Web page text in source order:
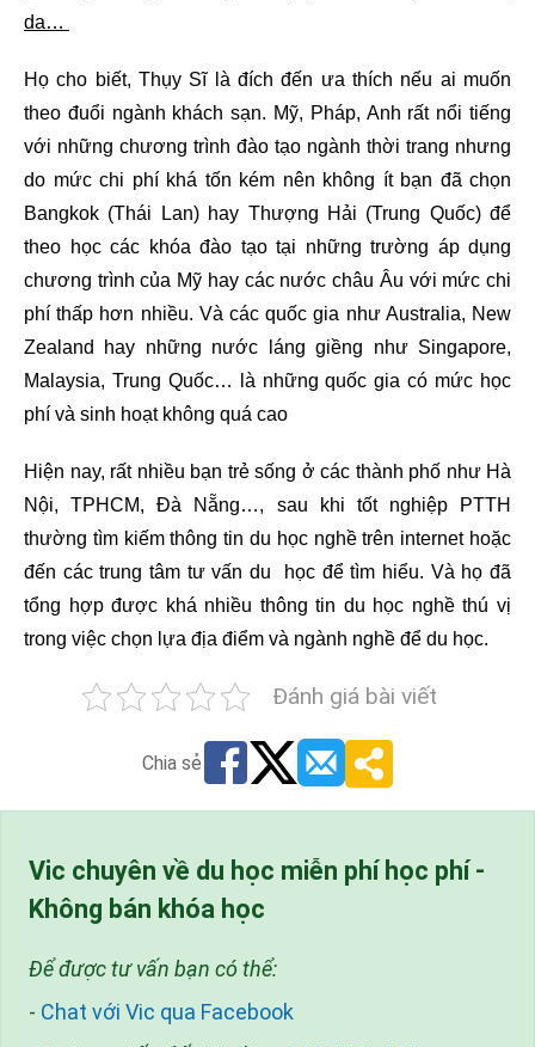
da…
Họ cho biết, Thụy Sĩ là đích đến ưa thích nếu ai muốn
theo đuổi ngành khách sạn. Mỹ, Pháp, Anh rất nổi tiếng
với những chương trình đào tạo ngành thời trang nhưng
do mức chi phí khá tốn kém nên không ít bạn đã chọn
Bangkok (Thái Lan) hay Thượng Hải (Trung Quốc) để
theo học các khóa đào tạo tại những trường áp dụng
chương trình của Mỹ hay các nước châu Âu với mức chi
phí thấp hơn nhiều. Và các quốc gia như Australia, New
Zealand
hay những nước láng giềng như Singapore,
Malaysia, Trung Quốc… là những quốc gia có mức học
phí và sinh hoạt không quá cao
Hiện nay, rất nhiều bạn trẻ sống ở các thành phố như Hà
Nội, TPHCM, Đà Nẵng…, sau khi tốt nghiệp PTTH
thường tìm kiếm thông tin du học nghề trên internet hoặc
đến các trung tâm tư vấn du học để tìm hiểu. Và họ đã
tổng hợp được khá nhiều thông tin du học nghề thú vị
trong việc chọn lựa địa điểm và ngành nghề để du học.
Đánh giá bài viết
Chia sẻ
Vic chuyên về du học miễn phí học phí -
Không bán khóa học
Để được tư vấn bạn có thể:
- Chat với Vic qua Facebook